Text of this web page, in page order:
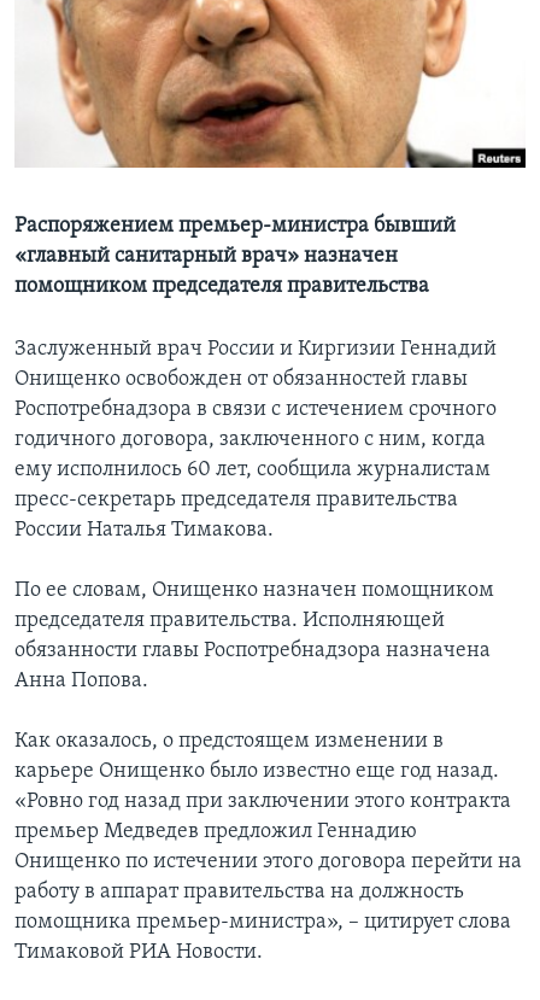
Learning English
СОЦИАЛЬНЫЕ СЕТИ
Языки
Распоряжением премьер-министра бывший
«главный санитарный врач» назначен
помощником председателя правительства
Заслуженный врач России и Киргизии Геннадий
Онищенко освобожден от обязанностей главы
Роспотребнадзора в связи с истечением срочного
годичного договора, заключенного с ним, когда
ему исполнилось 60 лет, сообщила журналистам
пресс-секретарь председателя правительства
России Наталья Тимакова.
По ее словам, Онищенко назначен помощником
председателя правительства. Исполняющей
обязанности главы Роспотребнадзора назначена
Анна Попова.
Как оказалось, о предстоящем изменении в
карьере Онищенко было известно еще год назад.
«Ровно год назад при заключении этого контракта
премьер Медведев предложил Геннадию
Онищенко по истечении этого договора перейти на
работу в аппарат правительства на должность
помощника премьер-министра», – цитирует слова
Тимаковой РИА Новости.